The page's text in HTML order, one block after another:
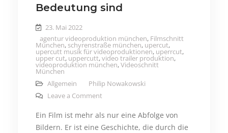
Bedeutung sind
23. Mai 2022
agentur videoproduktion münchen, Filmschnitt
München, schyrenstraße münchen, upercut,
upercutt musik für videoproduktionen, uperrcut,
upper cut, uppercutt,video trailer produktion,
videoproduktion münchen,Videoschnitt
München
Allgemein
Philip Nowakowski
Leave a Comment
Ein Film ist mehr als nur eine Abfolge von
Bildern. Er ist eine Geschichte, die durch die